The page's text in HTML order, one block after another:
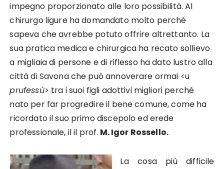
impegno proporzionato alle loro possibilità. Al
chirurgo ligure ha domandato molto perché
sapeva che avrebbe potuto offrire altrettanto. La
sua pratica medica e chirurgica ha recato sollievo
a migliaia di persone e di riflesso ha dato lustro alla
città di Savona che può annoverare ormai <u
prufessù> tra i suoi figli adottivi migliori perché
nato per far progredire il bene comune, come ha
ricordato il suo primo discepolo ed erede
professionale, il il prof. M. Igor Rossello.
La cosa più difficile